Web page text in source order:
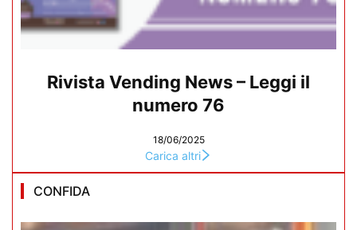
Rivista Vending News – Leggi il
numero 76
18/06/2025
Carica altri
CONFIDA